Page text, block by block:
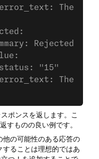
The
Rejected
"15"
The
ポンスを返します。こ
すものの良い例です。
他の可能性のある応答の
ることは理想的ではあ